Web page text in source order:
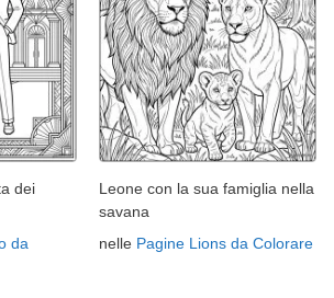
dei
da
Leone con la sua famiglia nella
savana
nelle Pagine Lions da Colorare